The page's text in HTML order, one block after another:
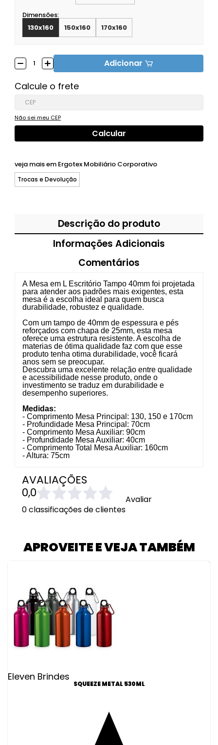
Dimensões:
130x160
150x160 170x160
Adicionar
Calcule o frete
Não sei meu CEP
veja mais em Ergotex Mobiliário Corporativo
Trocas e Devolução
Descrição do produto
Informações Adicionais
Comentários
A Mesa em L Escritório Tampo 40mm foi projetada
para atender aos padrões mais exigentes, esta
mesa é a escolha ideal para quem busca
durabilidade, robustez e qualidade.
Com um tampo de 40mm de espessura e pés
reforçados com chapa de 25mm, esta mesa
oferece uma estrutura resistente. A escolha de
materias de ótima qualidade faz com que esse
produto tenha otima durabilidade, você ficará
anos sem se preocupar.
Descubra uma excelente relação entre qualidade
e acessibilidade nesse produto, onde o
investimento se traduz em durabilidade e
desempenho superiores.
Medidas:
- Comprimento Mesa Principal: 130, 150 e 170cm
- Profundidade Mesa Principal: 70cm
- Comprimento Mesa Auxiliar: 90cm
- Profundidade Mesa Auxiliar: 40cm
- Comprimento Total Mesa Auxiliar: 160cm
- Altura: 75cm
AVALIAÇÕES
0,0
0 classificações de clientes
Avaliar
APROVEITE E VEJA TAMBÉM
Eleven Brindes
SQUEEZE METAL 530ML